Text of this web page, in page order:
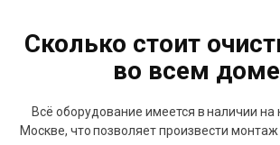
Сколько стоит
во всем
Всё оборудование имеется в наличии
Москве, что позволяет произвести монтаж